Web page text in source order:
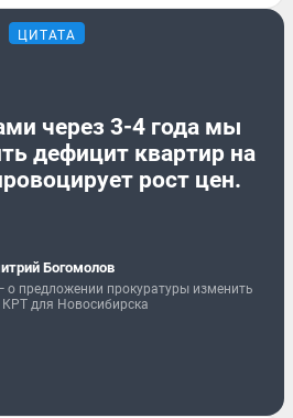
ЦИТАТА
через 3-4 года мы
дефицит квартир на
рост цен.
Богомолов
о предложении прокуратуры изменить
для Новосибирска